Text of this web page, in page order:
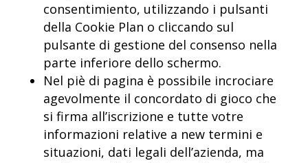
consentimiento, utilizzando i pulsanti
della Cookie Plan o cliccando sul
pulsante di gestione del consenso nella
parte inferiore dello schermo.
Nel piè di pagina è possibile incrociare
agevolmente il concordato di gioco che
si firma all’iscrizione e tutte votre
informazioni relative a new termini e
situazioni, dati legali dell’azienda, ma